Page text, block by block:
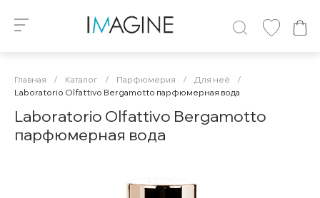
Главная / Каталог / Парфюмерия / Для неё
/
Laboratorio Olfattivo Bergamotto парфюмерная вода
Laboratorio Olfattivo Bergamotto
парфюмерная вода